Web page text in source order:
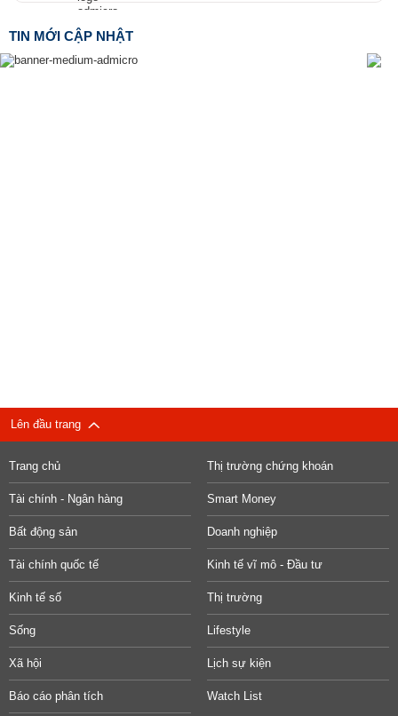
TIN MỚI CẬP NHẬT
Lên đầu trang
Trang chủ Thị trường chứng khoán
Tài chính - Ngân hàng Smart Money
Bất động sản Doanh nghiệp
Tài chính quốc tế Kinh tế vĩ mô - Đầu tư
Kinh tế số Thị trường
Sống Lifestyle
Xã hội Lịch sự kiện
Báo cáo phân tích Watch List